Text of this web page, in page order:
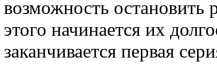
возможность остановить
этого начинается их
заканчивается первая